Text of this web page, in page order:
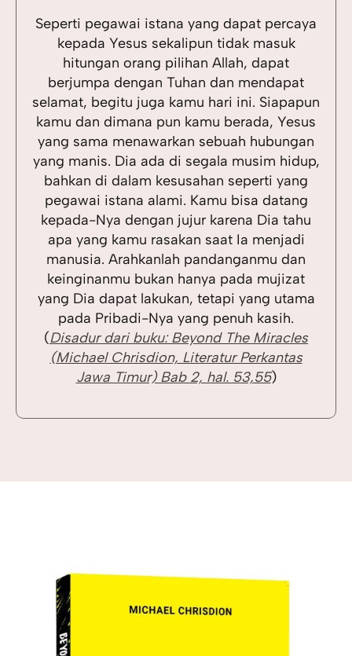
Seperti pegawai istana yang dapat percaya
kepada Yesus sekalipun tidak masuk
hitungan orang pilihan Allah, dapat
berjumpa dengan Tuhan dan mendapat
selamat, begitu juga kamu hari ini. Siapapun
kamu dan dimana pun kamu berada, Yesus
yang sama menawarkan sebuah hubungan
yang manis. Dia ada di segala musim hidup,
bahkan di dalam kesusahan seperti yang
pegawai istana alami. Kamu bisa datang
kepada-Nya dengan jujur karena Dia tahu
apa yang kamu rasakan saat Ia menjadi
manusia. Arahkanlah pandanganmu dan
keinginanmu bukan hanya pada mujizat
yang Dia dapat lakukan, tetapi yang utama
pada Pribadi-Nya yang penuh kasih.
(Disadur dari buku: Beyond The Miracles
(Michael Chrisdion, Literatur Perkantas
Jawa Timur) Bab 2, hal. 53,55)